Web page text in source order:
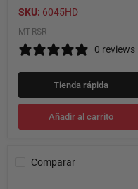
SKU: 6045HD
MT-RSR
0 reviews
Tienda rápida
Añadir al carrito
Comparar